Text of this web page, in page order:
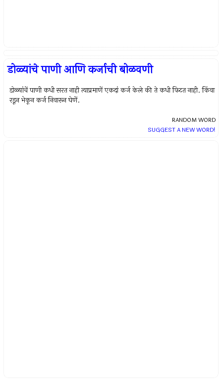
डोळ्यांचे पाणी आणि कर्जाची बोळवणी
डोळ्यांचें पाणी कधी सरत नाही त्‍याप्रमाणें एकदां कर्ज केले की ते कधी फिटत नाही. किंवा
रडून भेकून कर्ज निवारून घेणें.
RANDOM WORD
SUGGEST A NEW WORD!